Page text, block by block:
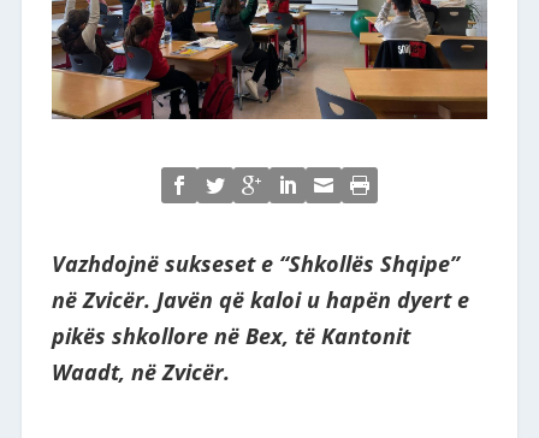
Vazhdojnë sukseset e “Shkollës Shqipe”
në Zvicër. Javën që kaloi u hapën dyert e
pikës shkollore në Bex, të Kantonit
Waadt, në Zvicër.